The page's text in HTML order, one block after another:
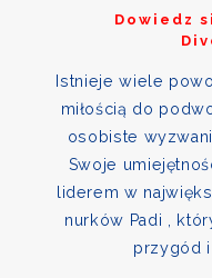
Dowiedz
Istnieje wiele
miłością do
osobiste
Swoje
liderem w
nurków Padi ,
przygód